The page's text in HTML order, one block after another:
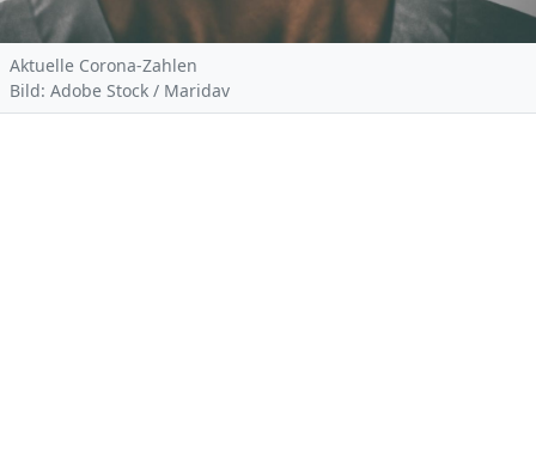
Aktuelle Corona-Zahlen
Bild: Adobe Stock / Maridav